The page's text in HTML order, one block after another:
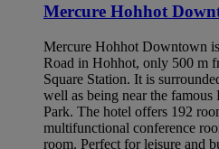
Mercure Hohhot
Mercure Hohhot Downtown
Road in Hohhot, only 500 m
Square Station. It is
well as being near the
Park. The hotel offers 192
multifunctional conference
room. Perfect for leisure and